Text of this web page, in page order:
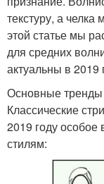
Кудрявый
Красивые
текстуру, а
этой статье мы
для средних
актуальны в 2019
Основные тренды
Классические
2019 году
стилям: